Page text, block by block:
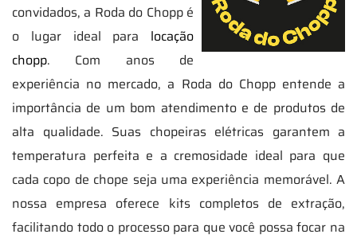
convidados, a Roda do Chopp é
o lugar ideal para locação
chopp. Com anos de
experiência no mercado, a Roda do Chopp entende a
importância de um bom atendimento e de produtos de
alta qualidade. Suas chopeiras elétricas garantem a
temperatura perfeita e a cremosidade ideal para que
cada copo de chope seja uma experiência memorável. A
nossa empresa oferece kits completos de extração,
facilitando todo o processo para que você possa focar na